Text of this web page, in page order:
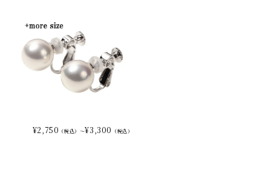
¥2,750 （税込）～¥3,300 （税込）